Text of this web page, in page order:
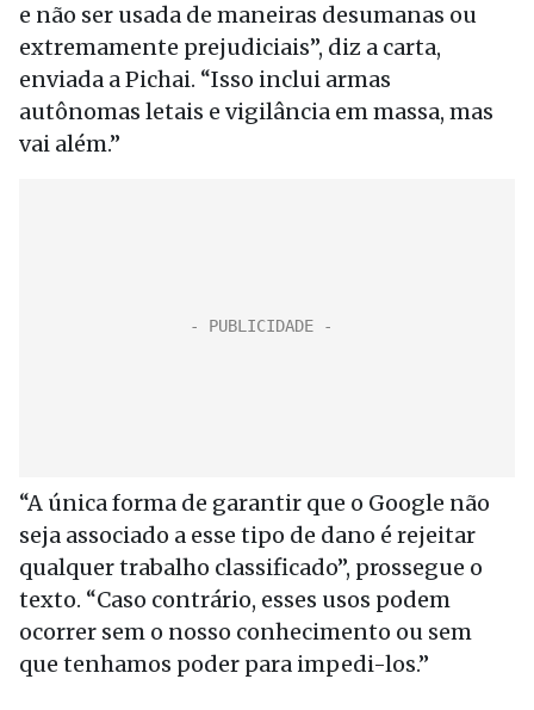
e não ser usada de maneiras desumanas ou
extremamente prejudiciais”, diz a carta,
enviada a Pichai. “Isso inclui armas
autônomas letais e vigilância em massa, mas
vai além.”
“A única forma de garantir que o Google não
seja associado a esse tipo de dano é rejeitar
qualquer trabalho classificado”, prossegue o
texto. “Caso contrário, esses usos podem
ocorrer sem o nosso conhecimento ou sem
que tenhamos poder para impedi-los.”